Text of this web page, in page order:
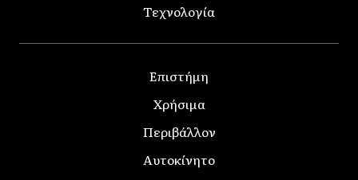
Τεχνολογία
Επιστήμη
Χρήσιμα
Περιβάλλον
Αυτοκίνητο